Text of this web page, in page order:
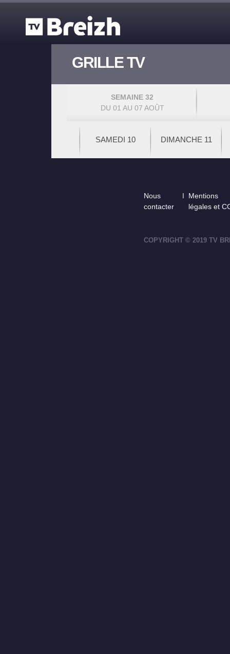
GRILLE TV
SEMAINE 32
DU 01 AU 07 AOÛT
SAMEDI 10 DIMANCHE 11
Footer
Nous
contacter
Mentions
légales et
COPYRIGHT © 2019 TV